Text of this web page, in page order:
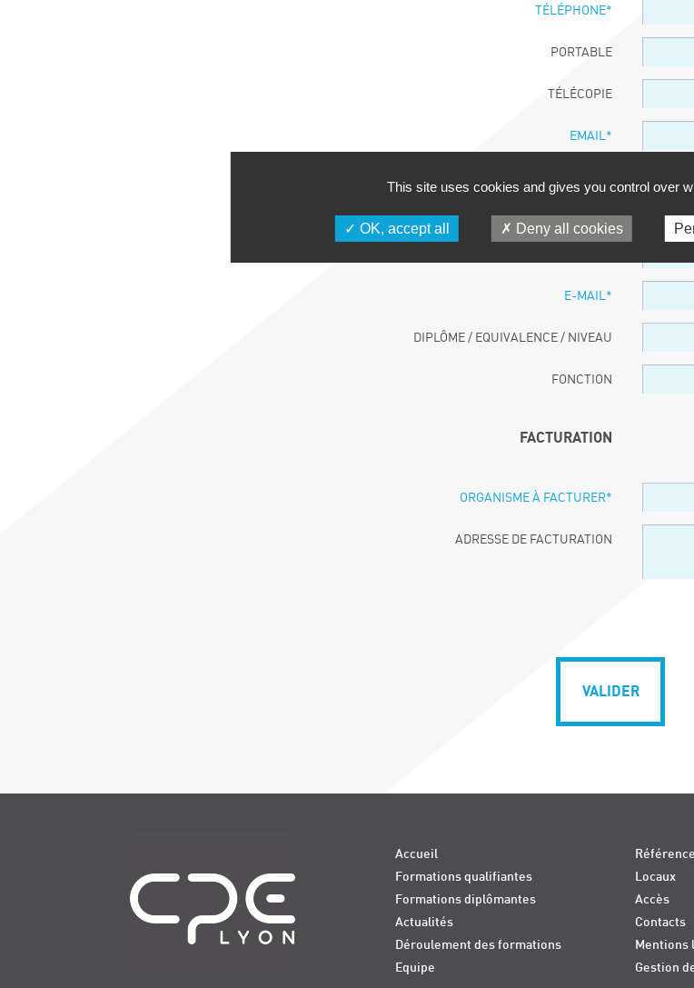
TÉLÉPHONE*
PORTABLE
TÉLÉCOPIE
EMAIL*
PARTICIPANT
E-MAIL*
DIPLÔME / EQUIVALENCE / NIVEAU
FONCTION
FACTURATION
ORGANISME À FACTURER*
ADRESSE DE FACTURATION
VALIDER
Accueil
Formations qualifiantes
Formations diplômantes
Actualités
Déroulement des formations
Equipe
Locaux
Accès
Contacts
Mentions
Gestion
This site uses cookies and gives you control over
OK, accept all Deny all cookies